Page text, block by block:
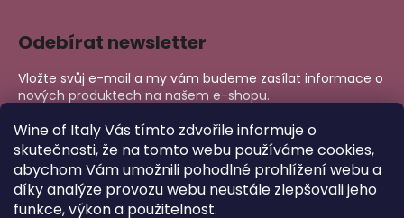
Wine of Italy Vás tímto zdvořile informuje o
skutečnosti, že na tomto webu používáme cookies,
abychom Vám umožnili pohodlné prohlížení webu a
díky analýze provozu webu neustále zlepšovali jeho
funkce, výkon a použitelnost.
Odebírat newsletter
Vložte svůj e-mail a my vám budeme zasílat informace o
nových produktech na našem e-shopu.
E-mail
PŘIHLÁSIT SE